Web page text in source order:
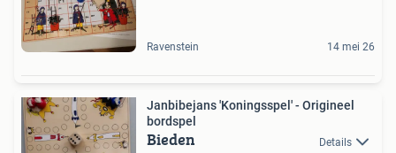
Ravenstein 14 mei 26
Janbibejans 'Koningsspel' - Origineel
bordspel
Bieden Details